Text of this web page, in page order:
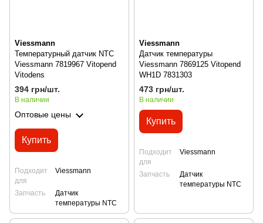
Viessmann
Температурный датчик NTC
Viessmann 7819967 Vitopend
Vitodens
394 грн/шт.
В наличии
Оптовые цены
Купить
Подходит
для
Viessmann
Запчасть
Датчик
температуры NTC
Viessmann
Датчик температуры
Viessmann 7869125 Vitopend
WH1D 7831303
473 грн/шт.
В наличии
Купить
Подходит
для
Viessmann
Запчасть
Датчик
температуры NTC